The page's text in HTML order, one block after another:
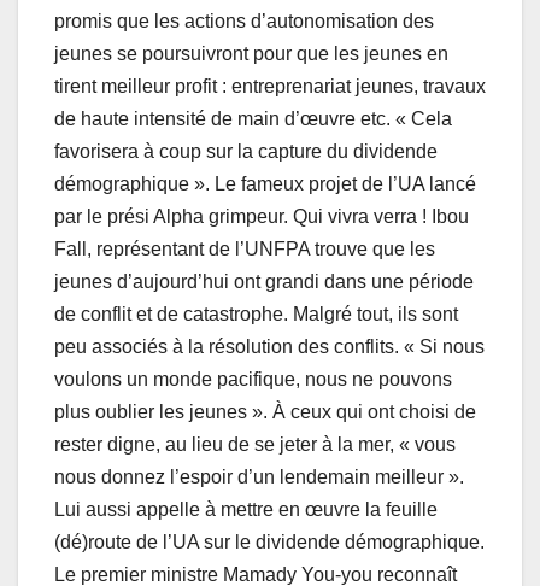
promis que les actions d’autonomisation des
jeunes se poursuivront pour que les jeunes en
tirent meilleur profit : entreprenariat jeunes, travaux
de haute intensité de main d’œuvre etc. « Cela
favorisera à coup sur la capture du dividende
démographique ». Le fameux projet de l’UA lancé
par le prési Alpha grimpeur. Qui vivra verra ! Ibou
Fall, représentant de l’UNFPA trouve que les
jeunes d’aujourd’hui ont grandi dans une période
de conflit et de catastrophe. Malgré tout, ils sont
peu associés à la résolution des conflits. « Si nous
voulons un monde pacifique, nous ne pouvons
plus oublier les jeunes ». À ceux qui ont choisi de
rester digne, au lieu de se jeter à la mer, « vous
nous donnez l’espoir d’un lendemain meilleur ».
Lui aussi appelle à mettre en œuvre la feuille
(dé)route de l’UA sur le dividende démographique.
Le premier ministre Mamady You-you reconnaît